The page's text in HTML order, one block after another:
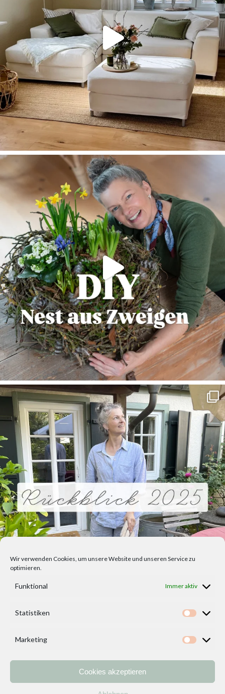
Wir verwenden Cookies, um unsere Website und unseren Service zu
optimieren.
Funktional Immer aktiv
Statistiken
Marketing
Cookies akzeptieren
Kontakt